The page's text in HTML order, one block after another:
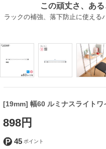
この頑丈さ、あ
ラックの補強、落下防止に使える
[19mm] 幅60 ルミナスライトワ
898円
45